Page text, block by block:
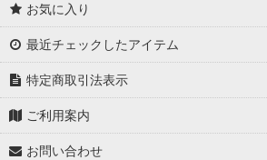
お気に入り
最近チェックしたアイテム
特定商取引法表示
ご利用案内
お問い合わせ